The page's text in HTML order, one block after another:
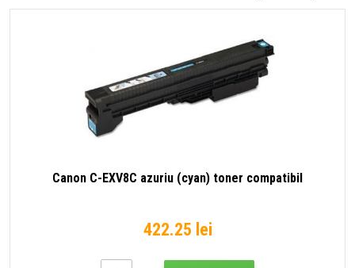
Canon C-EXV8C azuriu (cyan) toner compatibil
422.25 lei